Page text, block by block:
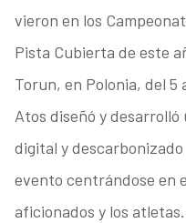
vieron en los
Pista Cubierta de este
Torun, en Polonia, del 5
Atos diseñó y desarrolló
digital y
evento centrándose en
aficionados y los atletas.